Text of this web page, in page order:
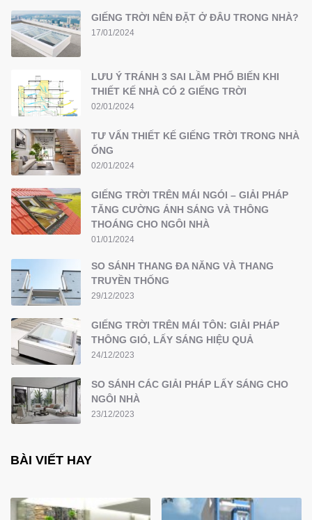
GIẾNG TRỜI NÊN ĐẶT Ở ĐÂU TRONG NHÀ?
17/01/2024
LƯU Ý TRÁNH 3 SAI LẦM PHỔ BIẾN KHI
THIẾT KẾ NHÀ CÓ 2 GIẾNG TRỜI
02/01/2024
TƯ VẤN THIẾT KẾ GIẾNG TRỜI TRONG NHÀ
ỐNG
02/01/2024
GIẾNG TRỜI TRÊN MÁI NGÓI – GIẢI PHÁP
TĂNG CƯỜNG ÁNH SÁNG VÀ THÔNG
THOÁNG CHO NGÔI NHÀ
01/01/2024
SO SÁNH THANG ĐA NĂNG VÀ THANG
TRUYỀN THỐNG
29/12/2023
GIẾNG TRỜI TRÊN MÁI TÔN: GIẢI PHÁP
THÔNG GIÓ, LẤY SÁNG HIỆU QUẢ
24/12/2023
SO SÁNH CÁC GIẢI PHÁP LẤY SÁNG CHO
NGÔI NHÀ
23/12/2023
BÀI VIẾT HAY